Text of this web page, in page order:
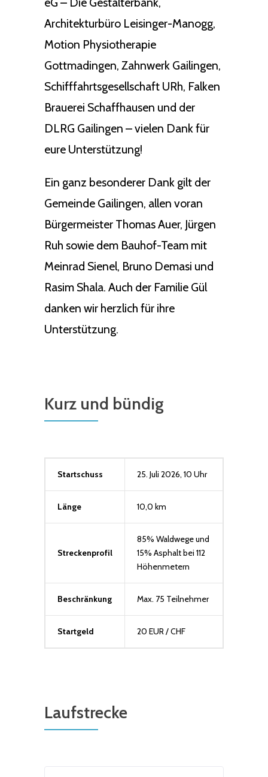
Architekturbüro Leisinger-Manogg,
Motion Physiotherapie
Gottmadingen, Zahnwerk Gailingen,
Schifffahrtsgesellschaft URh, Falken
Brauerei Schaffhausen und der
DLRG Gailingen – vielen Dank für
eure Unterstützung!
Ein ganz besonderer Dank gilt der
Gemeinde Gailingen, allen voran
Bürgermeister Thomas Auer, Jürgen
Ruh sowie dem Bauhof-Team mit
Meinrad Sienel, Bruno Demasi und
Rasim Shala. Auch der Familie Gül
danken wir herzlich für ihre
Unterstützung.
Kurz und bündig
Startschuss 25. Juli 2026, 10 Uhr
Länge 10,0 km
Streckenprofil
85% Waldwege und
15% Asphalt bei 112
Höhenmetern
Beschränkung Max. 75 Teilnehmer
Startgeld 20 EUR / CHF
Laufstrecke